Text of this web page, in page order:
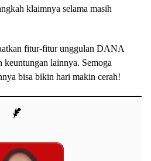
klaimnya selama masih
fitur-fitur unggulan DANA
keuntungan lainnya. Semoga
bisa bikin hari makin cerah!